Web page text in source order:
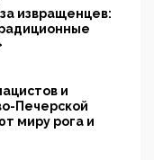
извращенцев:
и
Печерской
миру рога и